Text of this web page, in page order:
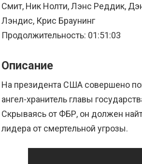
Смит, Ник Нолти, Лэнс Реддик,
Лэндис, Крис Браунинг
Продолжительность: 01:51:03
Описание
На президента США совершено
ангел-хранитель главы
Скрываясь от ФБР, он должен
лидера от смертельной угрозы.